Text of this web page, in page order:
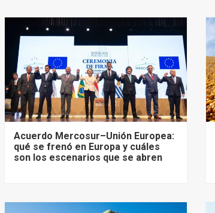
Acuerdo Mercosur–Unión Europea:
qué se frenó en Europa y cuáles
son los escenarios que se abren